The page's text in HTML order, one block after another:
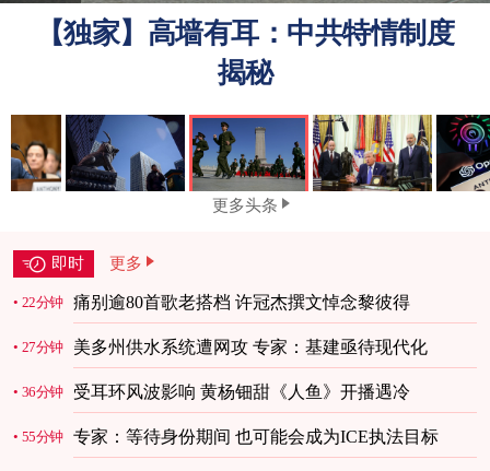
【独家】高墙有耳：中共特情制度
揭秘
更多头条
即时 更多
22分钟 痛别逾80首歌老搭档 许冠杰撰文悼念黎彼得
27分钟 美多州供水系统遭网攻 专家：基建亟待现代化
36分钟 受耳环风波影响 黄杨钿甜《人鱼》开播遇冷
55分钟 专家：等待身份期间 也可能会成为ICE执法目标